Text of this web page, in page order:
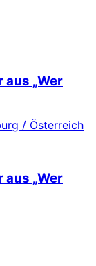
„Wer
/ Österreich
„Wer